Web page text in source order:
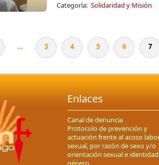
Categoría: Solidaridad y Misión
… 3 4 5 6 7
Enlaces
Canal de denuncia
Protocolo de prevención y
actuación frente al acoso
sexual, por razón de sexo y/o
orientación sexual e
género